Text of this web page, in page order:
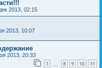
2013, 02:15
2013, 10:07
2013, 20:33
1 8 9 10 11